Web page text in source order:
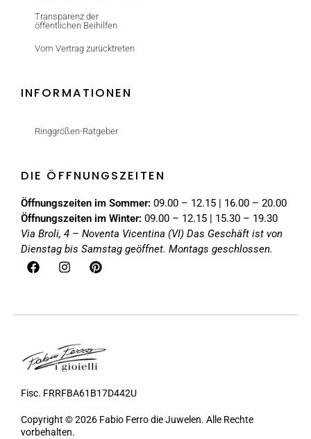
Transparenz der
öffentlichen Beihilfen
Vom Vertrag zurücktreten
INFORMATIONEN
Ringgrößen-Ratgeber
DIE ÖFFNUNGSZEITEN
Öffnungszeiten im Sommer: 09.00 – 12.15 | 16.00 – 20.00
Öffnungszeiten im Winter: 09.00 – 12.15 | 15.30 – 19.30
Via Broli, 4 – Noventa Vicentina (VI) Das Geschäft ist von
Dienstag bis Samstag geöffnet. Montags geschlossen.
Fisc. FRRFBA61B17D442U
Copyright © 2026 Fabio Ferro die Juwelen. Alle Rechte
vorbehalten.